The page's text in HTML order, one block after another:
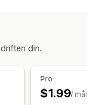
din.
Pro
$1.99/